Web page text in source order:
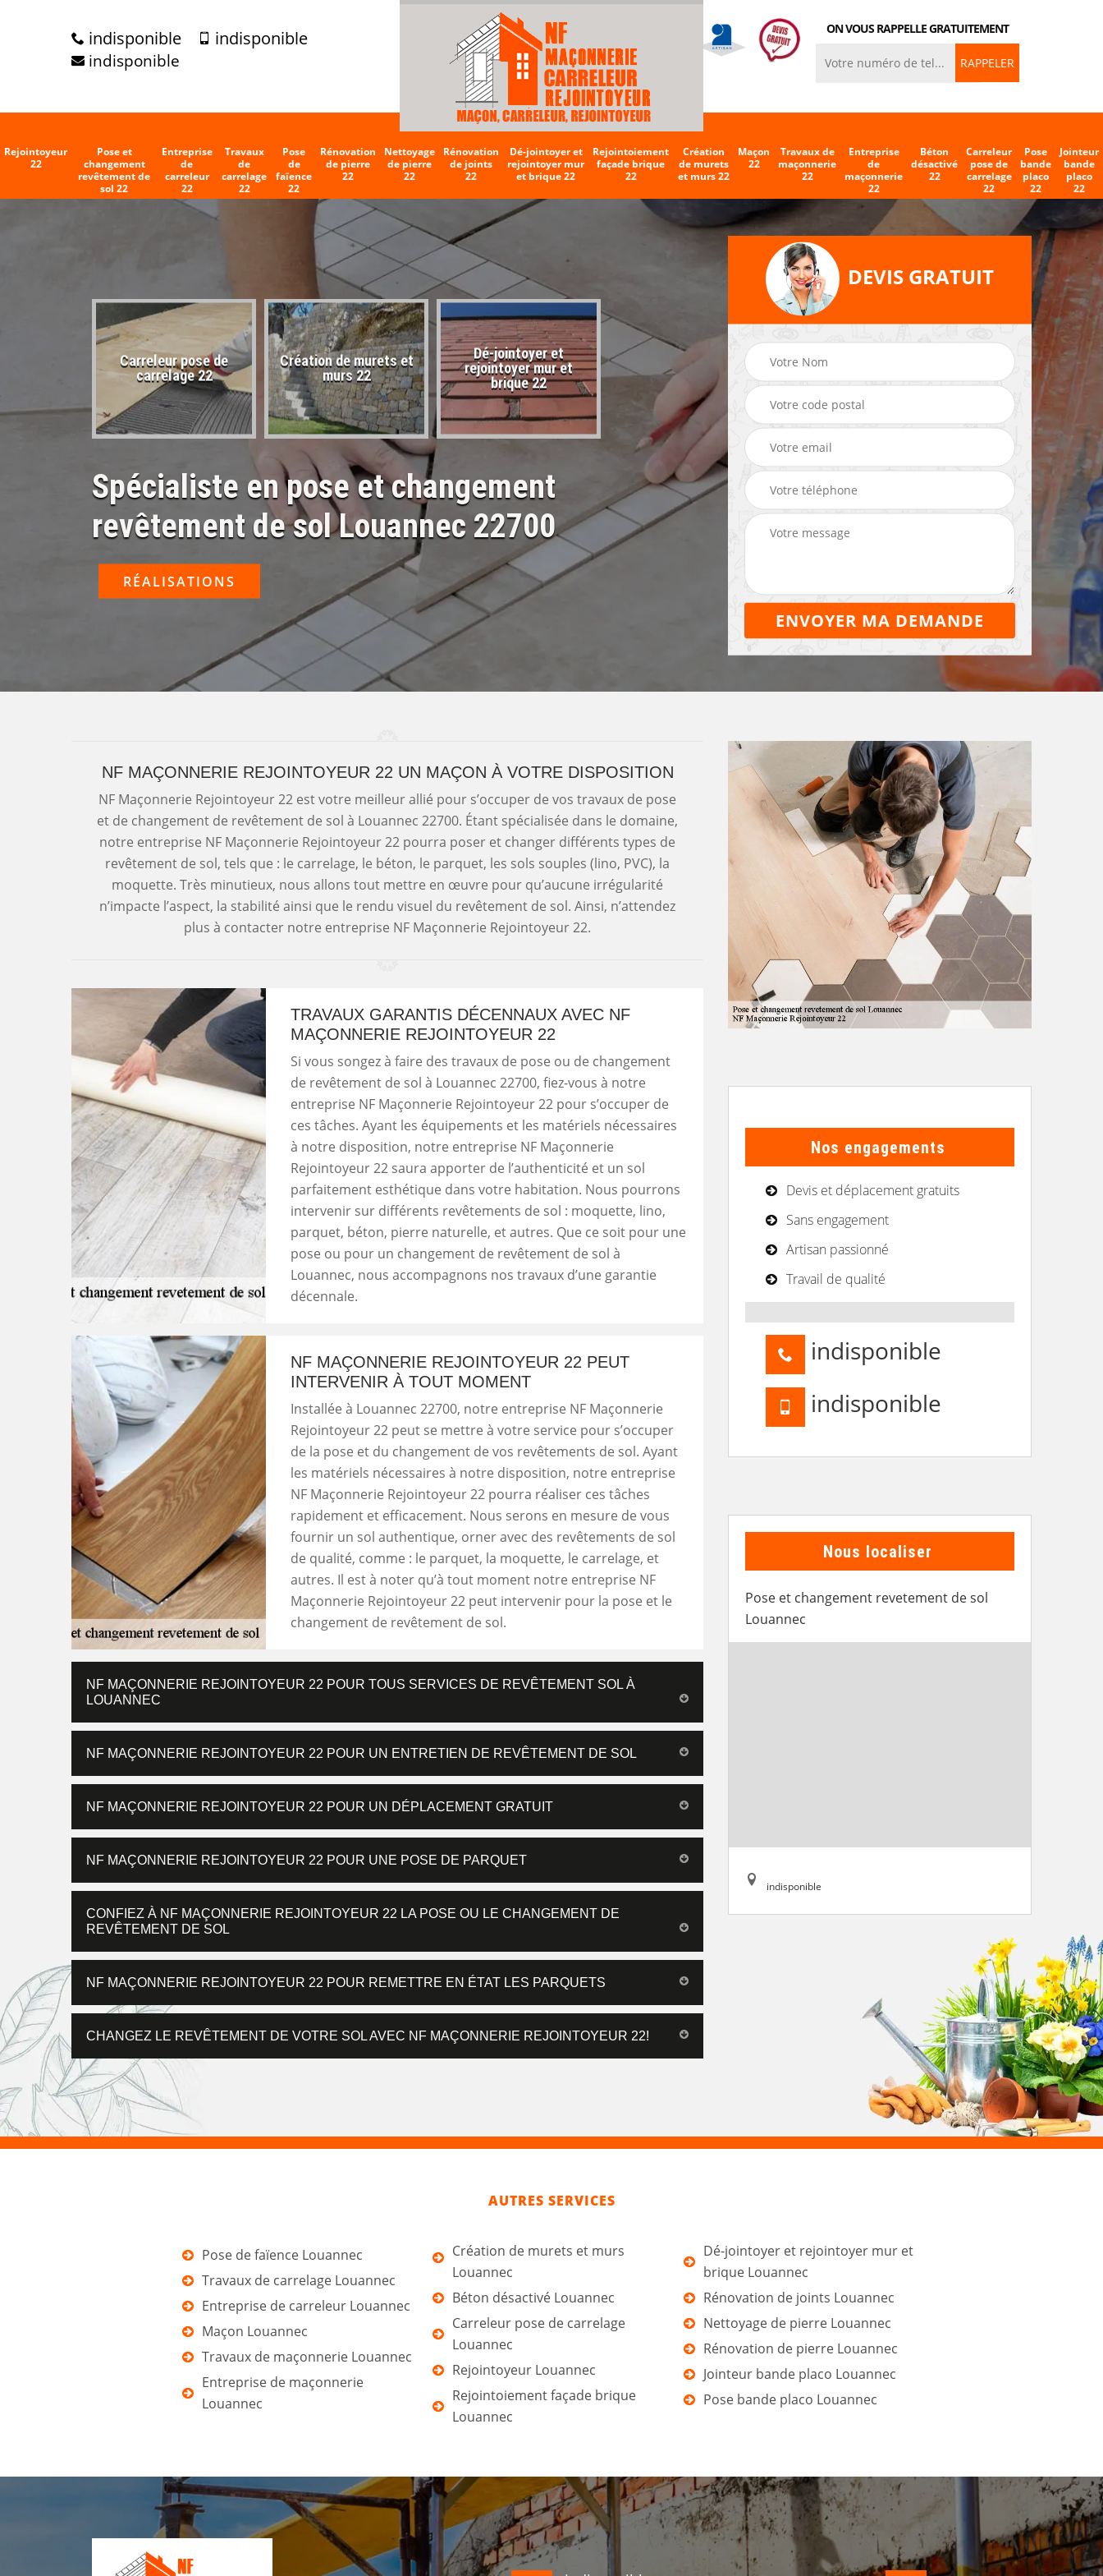
indisponible indisponible
indisponible
ON VOUS RAPPELLE GRATUITEMENT
Rejointoyeur
22
Pose et
changement
revêtement de
sol 22
Entreprise
de
carreleur
22
Travaux
de
carrelage
22
Pose
de
faïence
22
Rénovation
de pierre
22
Nettoyage
de pierre
22
Rénovation
de joints
22
Dé-jointoyer et
rejointoyer mur
et brique 22
Rejointoiement
façade brique
22
Création
de murets
et murs 22
Maçon
22
Travaux de
maçonnerie
22
Entreprise
de
maçonnerie
22
Béton
désactivé
22
Carreleur
pose de
carrelage
22
Pose
bande
placo
22
Jointeur
bande
placo
22
Carreleur pose de
carrelage 22
Création de murets et
murs 22
Dé-jointoyer et
rejointoyer mur et
brique 22
Entreprise de carreleur
Entreprise de
Maçon 22
Spécialiste en pose et changement
revêtement de sol Louannec 22700
RÉALISATIONS
DEVIS GRATUIT
NF MAÇONNERIE REJOINTOYEUR 22 UN MAÇON À VOTRE DISPOSITION
NF Maçonnerie Rejointoyeur 22 est votre meilleur allié pour s’occuper de vos travaux de pose
et de changement de revêtement de sol à Louannec 22700. Étant spécialisée dans le domaine,
notre entreprise NF Maçonnerie Rejointoyeur 22 pourra poser et changer différents types de
revêtement de sol, tels que : le carrelage, le béton, le parquet, les sols souples (lino, PVC), la
moquette. Très minutieux, nous allons tout mettre en œuvre pour qu’aucune irrégularité
n’impacte l’aspect, la stabilité ainsi que le rendu visuel du revêtement de sol. Ainsi, n’attendez
plus à contacter notre entreprise NF Maçonnerie Rejointoyeur 22.
TRAVAUX GARANTIS DÉCENNAUX AVEC NF
MAÇONNERIE REJOINTOYEUR 22
Si vous songez à faire des travaux de pose ou de changement
de revêtement de sol à Louannec 22700, fiez-vous à notre
entreprise NF Maçonnerie Rejointoyeur 22 pour s’occuper de
ces tâches. Ayant les équipements et les matériels nécessaires
à notre disposition, notre entreprise NF Maçonnerie
Rejointoyeur 22 saura apporter de l’authenticité et un sol
parfaitement esthétique dans votre habitation. Nous pourrons
intervenir sur différents revêtements de sol : moquette, lino,
parquet, béton, pierre naturelle, et autres. Que ce soit pour une
pose ou pour un changement de revêtement de sol à
Louannec, nous accompagnons nos travaux d’une garantie
décennale.
NF MAÇONNERIE REJOINTOYEUR 22 PEUT
INTERVENIR À TOUT MOMENT
Installée à Louannec 22700, notre entreprise NF Maçonnerie
Rejointoyeur 22 peut se mettre à votre service pour s’occuper
de la pose et du changement de vos revêtements de sol. Ayant
les matériels nécessaires à notre disposition, notre entreprise
NF Maçonnerie Rejointoyeur 22 pourra réaliser ces tâches
rapidement et efficacement. Nous serons en mesure de vous
fournir un sol authentique, orner avec des revêtements de sol
de qualité, comme : le parquet, la moquette, le carrelage, et
autres. Il est à noter qu’à tout moment notre entreprise NF
Maçonnerie Rejointoyeur 22 peut intervenir pour la pose et le
changement de revêtement de sol.
NF MAÇONNERIE REJOINTOYEUR 22 POUR TOUS SERVICES DE REVÊTEMENT SOL À
LOUANNEC
NF MAÇONNERIE REJOINTOYEUR 22 POUR UN ENTRETIEN DE REVÊTEMENT DE SOL
NF MAÇONNERIE REJOINTOYEUR 22 POUR UN DÉPLACEMENT GRATUIT
NF MAÇONNERIE REJOINTOYEUR 22 POUR UNE POSE DE PARQUET
CONFIEZ À NF MAÇONNERIE REJOINTOYEUR 22 LA POSE OU LE CHANGEMENT DE
REVÊTEMENT DE SOL
NF MAÇONNERIE REJOINTOYEUR 22 POUR REMETTRE EN ÉTAT LES PARQUETS
CHANGEZ LE REVÊTEMENT DE VOTRE SOL AVEC NF MAÇONNERIE REJOINTOYEUR 22!
Nos engagements
Devis et déplacement gratuits
Sans engagement
Artisan passionné
Travail de qualité
indisponible
indisponible
Nous localiser
Pose et changement revetement de sol
Louannec
indisponible
AUTRES SERVICES
Pose de faïence Louannec
Travaux de carrelage Louannec
Entreprise de carreleur Louannec
Maçon Louannec
Travaux de maçonnerie Louannec
Entreprise de maçonnerie
Louannec
Création de murets et murs
Louannec
Béton désactivé Louannec
Carreleur pose de carrelage
Louannec
Rejointoyeur Louannec
Rejointoiement façade brique
Louannec
Dé-jointoyer et rejointoyer mur et
brique Louannec
Rénovation de joints Louannec
Nettoyage de pierre Louannec
Rénovation de pierre Louannec
Jointeur bande placo Louannec
Pose bande placo Louannec